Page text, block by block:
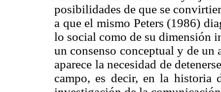
posibilidades de que se
a que el mismo Peters (1986)
lo social como de su dimensión
un consenso conceptual y de un
aparece la necesidad de
campo, es decir, en la